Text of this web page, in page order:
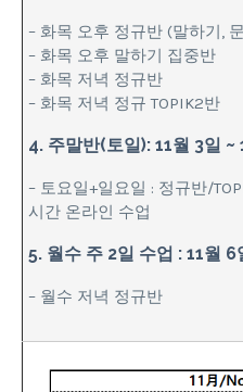
– 화목 오후 정규반 (말하기,
– 화목 오후 말하기 집중반
– 화목 저녁 정규반
– 화목 저녁 정규 TOPIK2반
4. 주말반(토일): 11월 3일 ~
– 토요일+일요일 : 정규반/
시간 온라인 수업
5. 월수 주 2일 수업 : 11월 6
– 월수 저녁 정규반